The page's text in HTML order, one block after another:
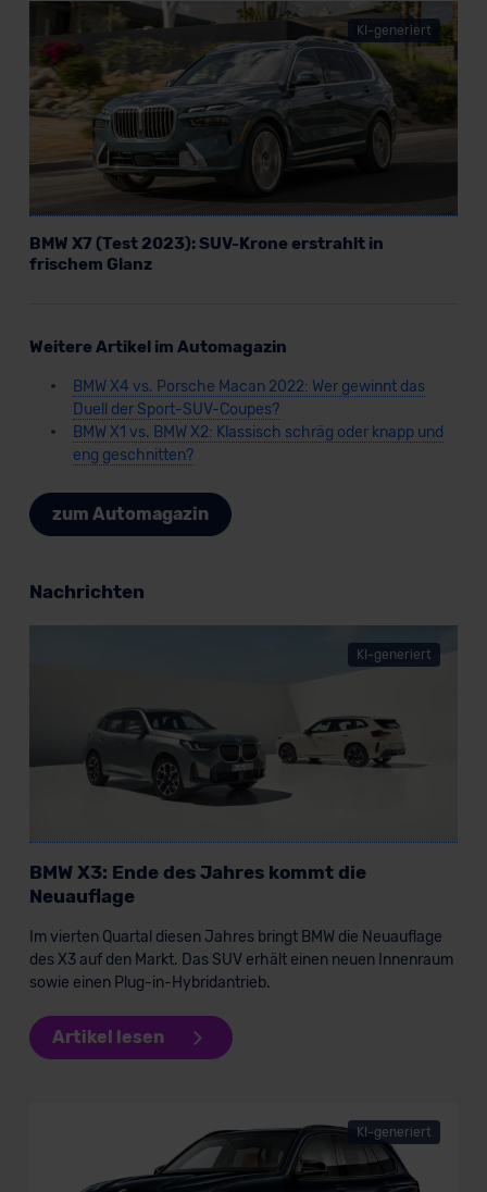
KI-generiert
BMW X7 (Test 2023): SUV-Krone erstrahlt in
frischem Glanz
Weitere Artikel im Automagazin
BMW X4 vs. Porsche Macan 2022: Wer gewinnt das
Duell der Sport-SUV-Coupes?
BMW X1 vs. BMW X2: Klassisch schräg oder knapp und
eng geschnitten?
zum Automagazin
Nachrichten
KI-generiert
BMW X3: Ende des Jahres kommt die
Neuauflage
Im vierten Quartal diesen Jahres bringt BMW die Neuauflage
des X3 auf den Markt. Das SUV erhält einen neuen Innenraum
sowie einen Plug-in-Hybridantrieb.
Artikel lesen
KI-generiert